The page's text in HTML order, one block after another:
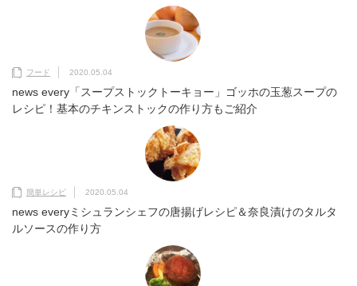
フード 2020.05.04
news every「スープストックトーキョー」ゴッホの玉葱スープの
レシピ！基本のチキンストックの作り方もご紹介
簡単レシピ 2020.05.04
news everyミシュランシェフの唐揚げレシピ＆奈良漬けのタルタ
ルソースの作り方